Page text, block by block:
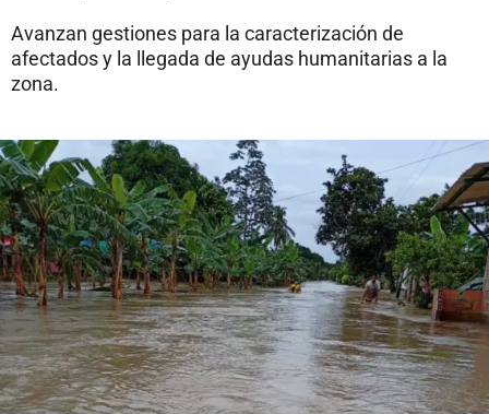
Avanzan gestiones para la caracterización de
afectados y la llegada de ayudas humanitarias a la
zona.